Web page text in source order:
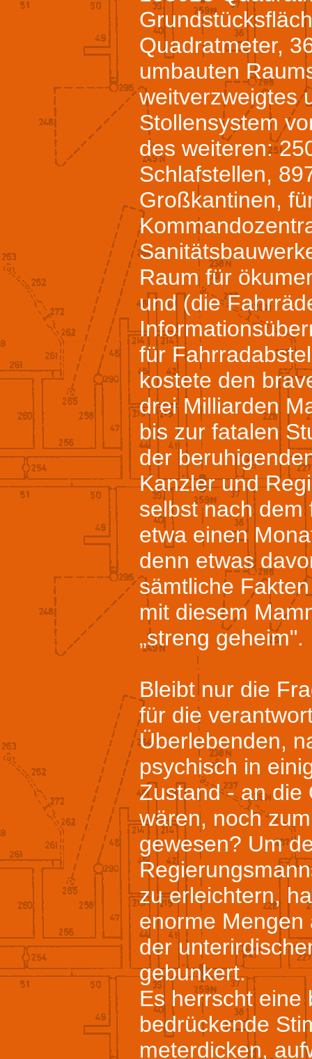
Quadratmeter,
umbauten
weitverzweigtes
Stollensystem
des weiteren:
Schlafstellen,
Großkantinen,
Raum für
und (die
für
kostete den
drei Milliarden
bis zur fatalen
der
Kanzler und
selbst nach dem
etwa einen
denn etwas
sämtliche
mit diesem
„streng geheim".
Bleibt nur die
für die
Überlebenden,
psychisch in
Zustand - an die
wären, noch
gewesen? Um
zu erleichtern,
enorme Mengen
der
gebunkert.
Es herrscht eine
bedrückende
meterdicken,